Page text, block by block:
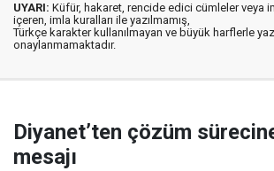
UYARI: Küfür, hakaret, rencide edici cümleler veya
içeren, imla kuralları ile yazılmamış,
Türkçe karakter kullanılmayan ve büyük harflerle
onaylanmamaktadır.
Diyanet’ten çözüm
mesajı